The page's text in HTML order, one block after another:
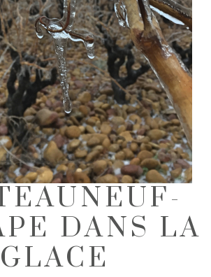
DANS LA
GLACE